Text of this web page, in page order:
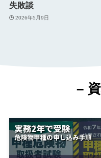
失敗談
2026年5月9日
–